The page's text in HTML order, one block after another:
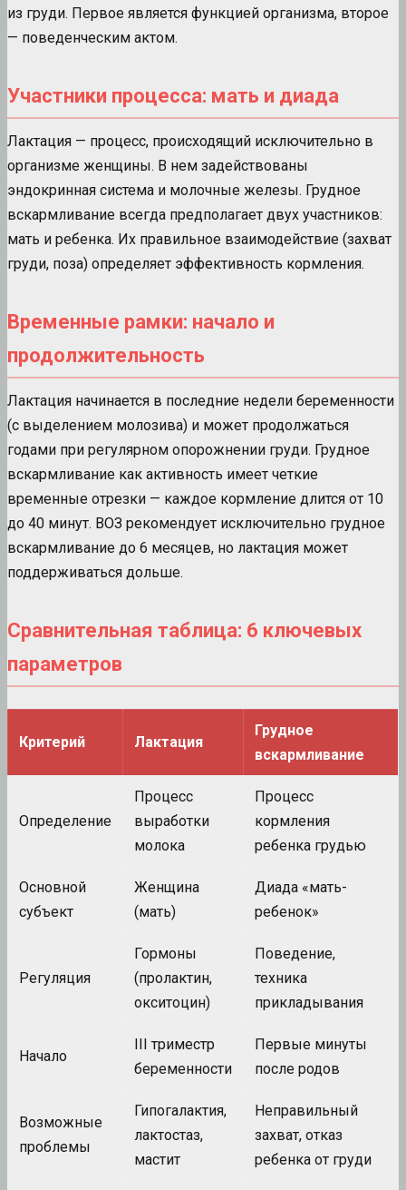
из груди. Первое является функцией организма, второе
— поведенческим актом.
Участники процесса: мать и диада
Лактация — процесс, происходящий исключительно в
организме женщины. В нем задействованы
эндокринная система и молочные железы. Грудное
вскармливание всегда предполагает двух участников:
мать и ребенка. Их правильное взаимодействие (захват
груди, поза) определяет эффективность кормления.
Временные рамки: начало и
продолжительность
Лактация начинается в последние недели беременности
(с выделением молозива) и может продолжаться
годами при регулярном опорожнении груди. Грудное
вскармливание как активность имеет четкие
временные отрезки — каждое кормление длится от 10
до 40 минут. ВОЗ рекомендует исключительно грудное
вскармливание до 6 месяцев, но лактация может
поддерживаться дольше.
Сравнительная таблица: 6 ключевых
параметров
Критерий Лактация
Грудное
вскармливание
Определение
Процесс
выработки
молока
Процесс
кормления
ребенка грудью
Основной
субъект
Женщина
(мать)
Диада «мать-
ребенок»
Регуляция
Гормоны
(пролактин,
окситоцин)
Поведение,
техника
прикладывания
Начало
III триместр
беременности
Первые минуты
после родов
Возможные
проблемы
Гипогалактия,
лактостаз,
мастит
Неправильный
захват, отказ
ребенка от груди